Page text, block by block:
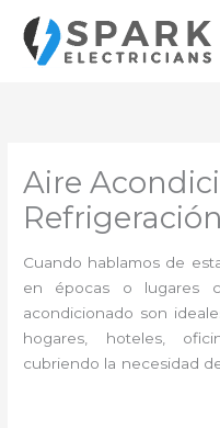
contenido
Aire
Cuando hablamos de
en épocas o lugares
acondicionado son
hogares, hoteles,
cubriendo la necesidad